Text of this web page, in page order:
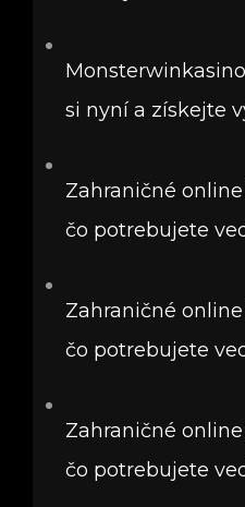
si nyní a získejte
Zahraničné
čo potrebujete
Zahraničné
čo potrebujete
Zahraničné
čo potrebujete